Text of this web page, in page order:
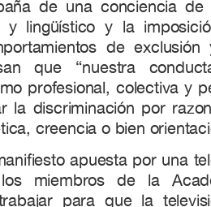
de una conciencia de
y lingüístico y la
de exclusión
que “nuestra
profesional, colectiva y
la discriminación por
creencia o bien
apuesta por una
miembros de la
para que la